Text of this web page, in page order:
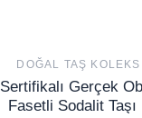
DOĞAL TAŞ
Sertifikalı Gerçek
Fasetli Sodalit